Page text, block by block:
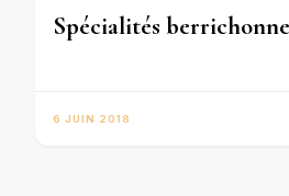
Spécialités
6 JUIN 2018